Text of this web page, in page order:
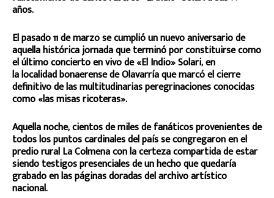
años.
El pasado 11 de marzo se cumplió un nuevo aniversario de
aquella histórica jornada que terminó por constituirse como
el último concierto en vivo de «El Indio» Solari, en
la localidad bonaerense de Olavarría que marcó el cierre
definitivo de las multitudinarias peregrinaciones conocidas
como «las misas ricoteras».
Aquella noche, cientos de miles de fanáticos provenientes de
todos los puntos cardinales del país se congregaron en el
predio rural La Colmena con la certeza compartida de estar
siendo testigos presenciales de un hecho que quedaría
grabado en las páginas doradas del archivo artístico
nacional.